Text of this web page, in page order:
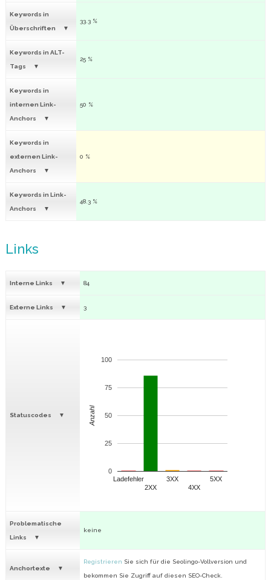
Keywords in
Überschriften
33.3 %
Keywords in ALT-
Tags
25 %
Keywords in
internen Link-
Anchors
50 %
Keywords in
externen Link-
Anchors
0 %
Keywords in Link-
Anchors
48.3 %
Links
Interne Links 84
Externe Links 3
Statuscodes
Ladefehler
2XX
3XX
4XX
5XX
0
25
50
75
100
Anzahl
Problematische
Links
keine
Anchortexte
Registrieren Sie sich für die Seolingo-Vollversion und
bekommen Sie Zugriff auf diesen SEO-Check.